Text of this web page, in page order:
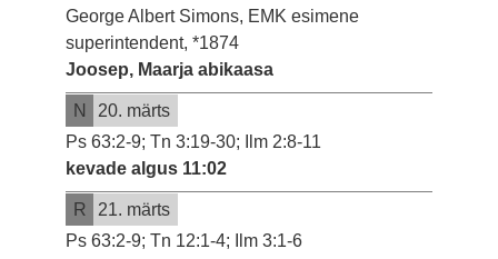
George Albert Simons, EMK esimene
superintendent, *1874
Joosep, Maarja abikaasa
N
20. märts
Ps 63:2-9; Tn 3:19-30; Ilm 2:8-11
kevade algus 11:02
R
21. märts
Ps 63:2-9; Tn 12:1-4; Ilm 3:1-6